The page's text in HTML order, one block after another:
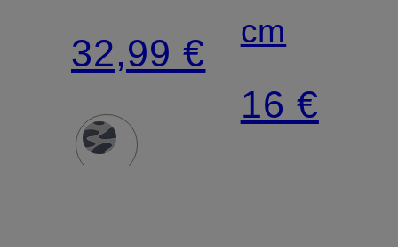
32,99 €
cm
16 €